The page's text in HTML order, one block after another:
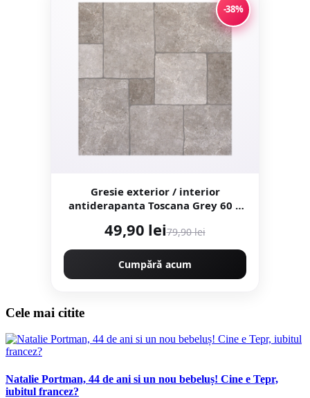
-38%
Gresie exterior / interior
antiderapanta Toscana Grey 60 x
rectificata tip piatra naturala
49,90 lei79,90 lei
Cumpără acum
Cele mai citite
Natalie Portman, 44 de ani si un nou bebeluș! Cine e Tepr,
iubitul francez?